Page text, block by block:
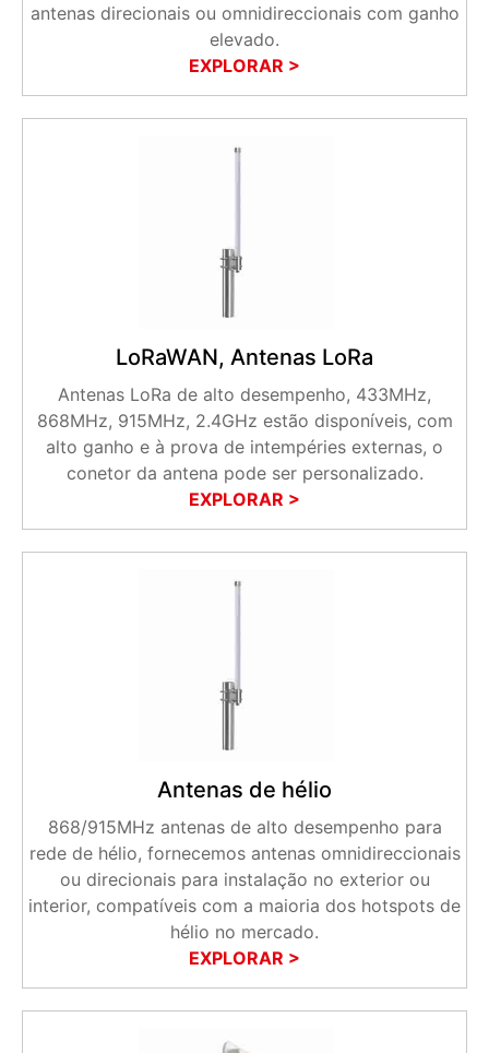
antenas direcionais ou omnidireccionais com ganho
elevado.
EXPLORAR >
LoRaWAN, Antenas LoRa
Antenas LoRa de alto desempenho, 433MHz,
868MHz, 915MHz, 2.4GHz estão disponíveis, com
alto ganho e à prova de intempéries externas, o
conetor da antena pode ser personalizado.
EXPLORAR >
Antenas de hélio
868/915MHz antenas de alto desempenho para
rede de hélio, fornecemos antenas omnidireccionais
ou direcionais para instalação no exterior ou
interior, compatíveis com a maioria dos hotspots de
hélio no mercado.
EXPLORAR >